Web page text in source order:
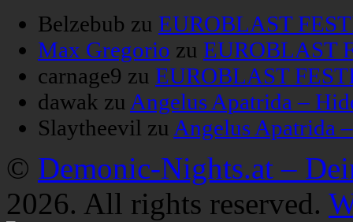
Belzebub zu EUROBLAST
Max Gregorio zu EUROBLAST
carnage9 zu EUROBLAST
dawak zu Angelus Apatrida –
Slaytheevil zu Angelus Apatrida
© Demonic-Nights.at –
2026. All rights reserved.